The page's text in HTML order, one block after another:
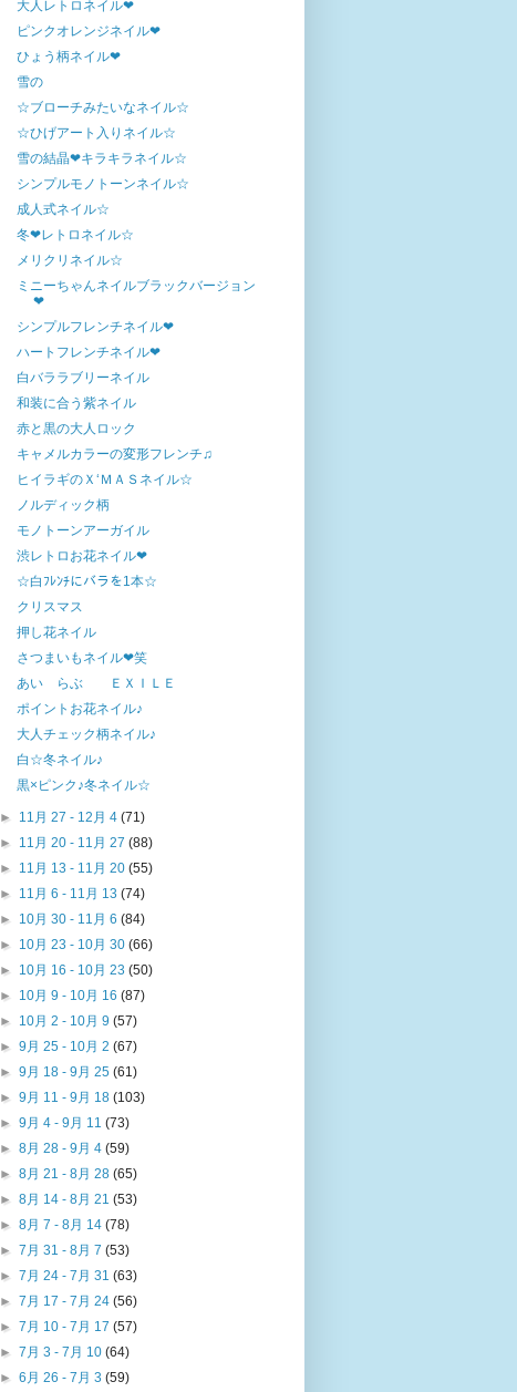
大人レトロネイル❤
ピンクオレンジネイル❤
ひょう柄ネイル❤
雪の
☆ブローチみたいなネイル☆
☆ひげアート入りネイル☆
雪の結晶❤キラキラネイル☆
シンプルモノトーンネイル☆
成人式ネイル☆
冬❤レトロネイル☆
メリクリネイル☆
ミニーちゃんネイルブラックバージョン
❤
シンプルフレンチネイル❤
ハートフレンチネイル❤
白バララブリーネイル
和装に合う紫ネイル
赤と黒の大人ロック
キャメルカラーの変形フレンチ♫
ヒイラギのＸ‘ＭＡＳネイル☆
ノルディック柄
モノトーンアーガイル
渋レトロお花ネイル❤
☆白ﾌﾚﾝﾁにバラを1本☆
クリスマス
押し花ネイル
さつまいもネイル❤笑
あい らぶ ＥＸＩＬＥ
ポイントお花ネイル♪
大人チェック柄ネイル♪
白☆冬ネイル♪
黒×ピンク♪冬ネイル☆
► 11月 27 - 12月 4(71)
► 11月 20 - 11月 27(88)
► 11月 13 - 11月 20(55)
► 11月 6 - 11月 13(74)
► 10月 30 - 11月 6(84)
► 10月 23 - 10月 30(66)
► 10月 16 - 10月 23(50)
► 10月 9 - 10月 16(87)
► 10月 2 - 10月 9(57)
►9月 25 - 10月 2(67)
►9月 18 - 9月 25(61)
►9月 11 - 9月 18(103)
►9月 4 - 9月 11(73)
►8月 28 - 9月 4(59)
►8月 21 - 8月 28(65)
►8月 14 - 8月 21(53)
►8月 7 - 8月 14(78)
►7月 31 - 8月 7(53)
►7月 24 - 7月 31(63)
►7月 17 - 7月 24(56)
►7月 10 - 7月 17(57)
►7月 3 - 7月 10(64)
►6月 26 - 7月 3(59)